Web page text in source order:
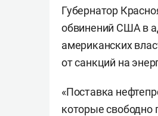
Губернатор
обвинений США в
американских
от санкций на
«Поставка
которые свободно